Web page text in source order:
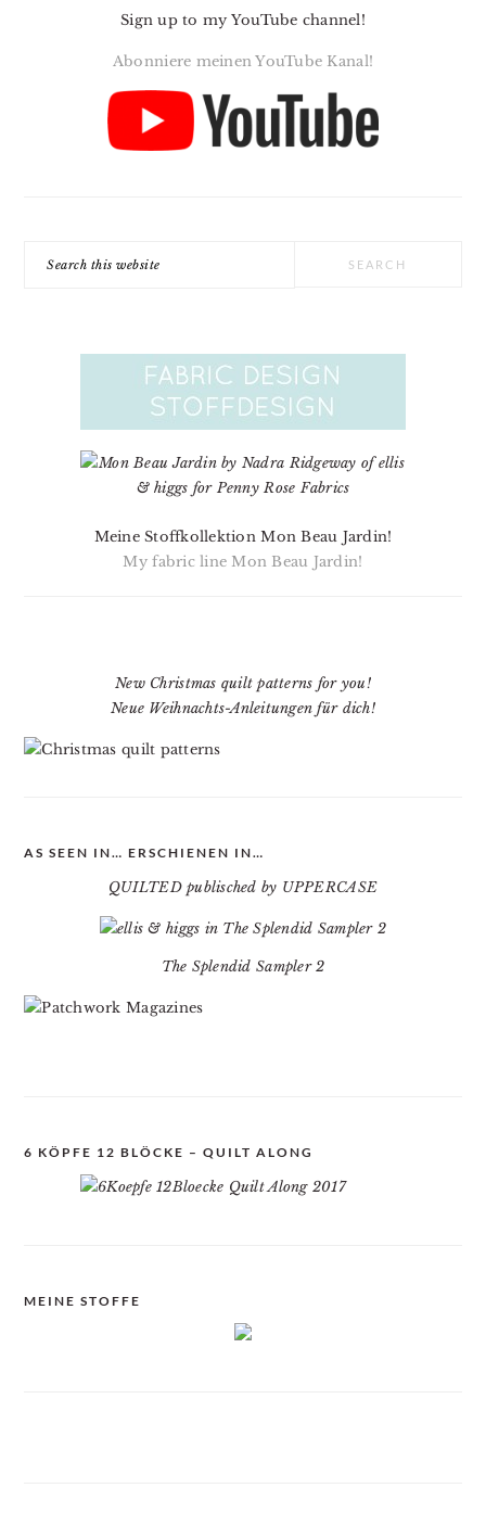
Sign up to my YouTube channel!
Abonniere meinen YouTube Kanal!
Meine Stoffkollektion Mon Beau Jardin!
My fabric line Mon Beau Jardin!
New Christmas quilt patterns for you!
Neue Weihnachts-Anleitungen für dich!
AS SEEN IN… ERSCHIENEN IN…
QUILTED publisched by UPPERCASE
The Splendid Sampler 2
6 KÖPFE 12 BLÖCKE – QUILT ALONG
MEINE STOFFE